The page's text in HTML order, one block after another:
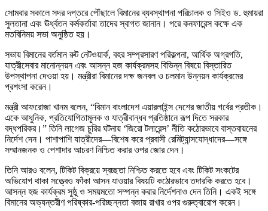
সোমবার সকালে সদর দপ্তরে পৌঁছালে বিমানের ব্যবস্থাপনা পরিচালক ও সিইও ড. হুমায়রা
সুলতানা এবং ঊর্ধ্বতন কর্মকর্তারা তাদের স্বাগত জানান। পরে কনফারেন্স কক্ষে এক
মতবিনিময় সভা অনুষ্ঠিত হয়।
সভায় বিমানের বর্তমান রুট নেটওয়ার্ক, বহর সম্প্রসারণ পরিকল্পনা, আর্থিক অগ্রগতি,
যাত্রীসেবার মানোন্নয়ন এবং আসন্ন হজ কার্যক্রমসহ বিভিন্ন বিষয়ে বিস্তারিত
উপস্থাপনা দেওয়া হয়। মন্ত্রীরা বিমানের দক্ষ জনবল ও চলমান উন্নয়ন কার্যক্রমের
প্রশংসা করেন।
মন্ত্রী আফরোজা খানম বলেন, “বিমান বাংলাদেশ এয়ারলাইন্স দেশের জাতীয় গর্বের প্রতীক।
একে আধুনিক, প্রতিযোগিতামূলক ও যাত্রীবান্ধব প্রতিষ্ঠানে রূপ দিতে সরকার
বদ্ধপরিকর।” তিনি লাগেজ চুরির ঘটনায় ‘জিরো টলারেন্স’ নীতি কঠোরভাবে বাস্তবায়নের
নির্দেশ দেন। পাশাপাশি যাত্রীদের—বিশেষ করে প্রবাসী রেমিট্যান্সযোদ্ধাদের—সঙ্গে
সম্মানজনক ও পেশাদার আচরণ নিশ্চিত করার ওপর জোর দেন।
তিনি আরও বলেন, টিকিট বিক্রয়ে স্বচ্ছতা নিশ্চিত করতে হবে এবং টিকিট সংকটের
অভিযোগ থাকা সত্ত্বেও ফাঁকা আসন যাওয়ার বিষয়টি কঠোরভাবে তদারকি করতে হবে।
আসন্ন হজ কার্যক্রম সুষ্ঠু ও সময়মতো সম্পন্ন করার নির্দেশনাও দেন তিনি। একই সঙ্গে
বিমানের অভ্যন্তরীণ পরিষ্কার-পরিচ্ছন্নতা বজায় রাখার ওপর গুরুত্বারোপ করেন।